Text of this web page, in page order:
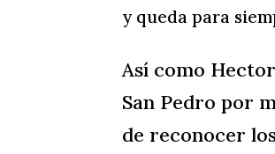
y queda para
Así como
San Pedro por
de reconocer